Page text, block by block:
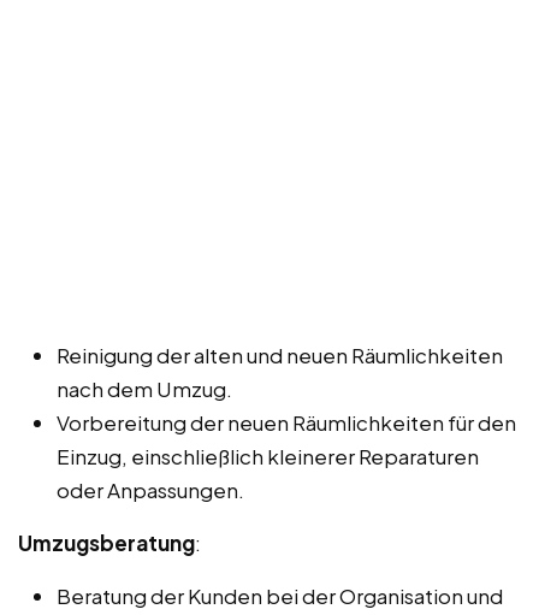
Reinigung der alten und neuen Räumlichkeiten
nach dem Umzug.
Vorbereitung der neuen Räumlichkeiten für den
Einzug, einschließlich kleinerer Reparaturen
oder Anpassungen.
Umzugsberatung:
Beratung der Kunden bei der Organisation und